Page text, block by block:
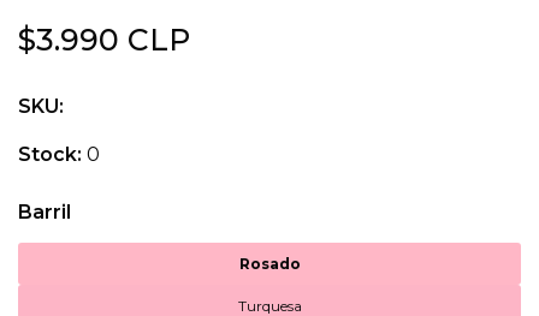
$3.990 CLP
SKU:
Stock: 0
Barril
Rosado
Turquesa